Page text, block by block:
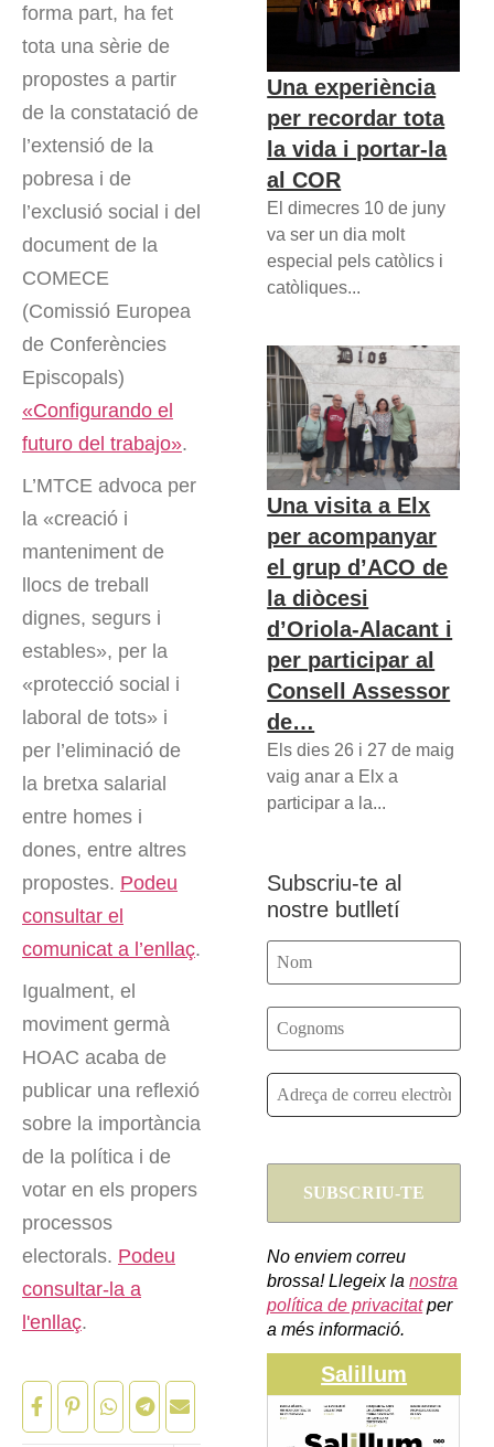
forma part, ha fet
tota una sèrie de
propostes a partir
de la constatació de
l’extensió de la
pobresa i de
l’exclusió social i del
document de la
COMECE
(Comissió Europea
de Conferències
Episcopals)
«Configurando el
futuro del trabajo».
L’MTCE advoca per
la «creació i
manteniment de
llocs de treball
dignes, segurs i
estables», per la
«protecció social i
laboral de tots» i
per l’eliminació de
la bretxa salarial
entre homes i
dones, entre altres
propostes. Podeu
consultar el
comunicat a l’enllaç.
Igualment, el
moviment germà
HOAC acaba de
publicar una reflexió
sobre la importància
de la política i de
votar en els propers
processos
electorals. Podeu
consultar-la a
l'enllaç.
Una experiència
per recordar tota
la vida i portar-la
al COR
El dimecres 10 de juny
va ser un dia molt
especial pels catòlics i
catòliques...
Una visita a Elx
per acompanyar
el grup d’ACO de
la diòcesi
d’Oriola-Alacant i
per participar al
Consell Assessor
de…
Els dies 26 i 27 de maig
vaig anar a Elx a
participar a la...
Subscriu-te al
nostre butlletí
No enviem correu
brossa! Llegeix lanostra
política de privacitatper
a més informació.
Salillum